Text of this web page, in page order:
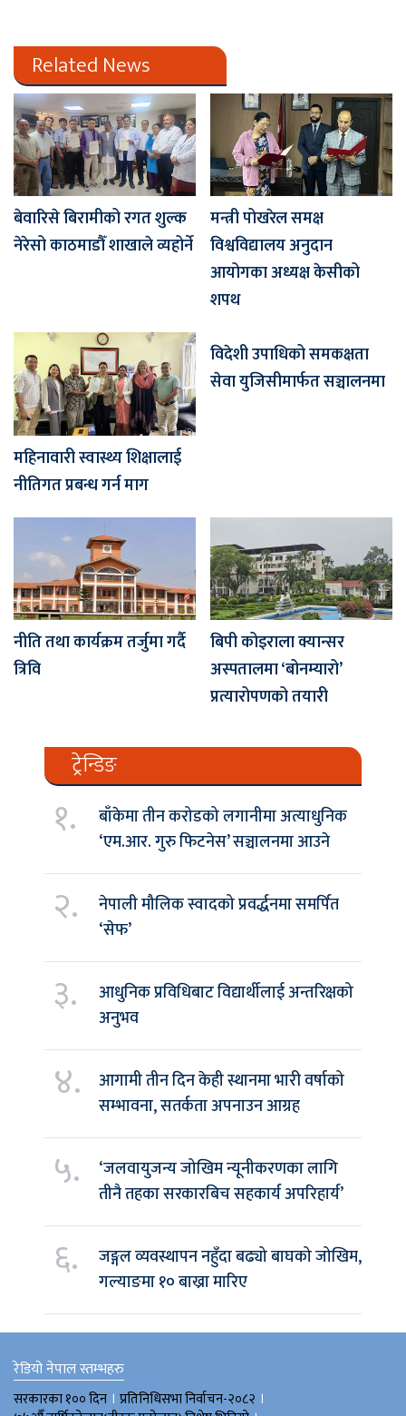
Related News
बेवारिसे बिरामीको रगत शुल्क
नेरेसो काठमाडौँ शाखाले व्यहोर्ने
मन्त्री पोखरेल समक्ष
विश्वविद्यालय अनुदान
आयोगका अध्यक्ष केसीको
शपथ
महिनावारी स्वास्थ्य शिक्षालाई
नीतिगत प्रबन्ध गर्न माग
विदेशी उपाधिको समकक्षता
सेवा युजिसीमार्फत सञ्चालनमा
नीति तथा कार्यक्रम तर्जुमा गर्दै
त्रिवि
बिपी कोइराला क्यान्सर
अस्पतालमा ‘बोनम्यारो’
प्रत्यारोपणको तयारी
ट्रेन्डिङ
१.
बाँकेमा तीन करोडको लगानीमा अत्याधुनिक
‘एम.आर. गुरु फिटनेस’ सञ्चालनमा आउने
२.
नेपाली मौलिक स्वादको प्रवर्द्धनमा समर्पित
‘सेफ’
३.
आधुनिक प्रविधिबाट विद्यार्थीलाई अन्तरिक्षको
अनुभव
४.
आगामी तीन दिन केही स्थानमा भारी वर्षाको
सम्भावना, सतर्कता अपनाउन आग्रह
५.
‘जलवायुजन्य जोखिम न्यूनीकरणका लागि
तीनै तहका सरकारबिच सहकार्य अपरिहार्य’
६.
जङ्गल व्यवस्थापन नहुँदा बढ्यो बाघको जोखिम,
गल्याङमा १० बाख्रा मारिए
रेडियो नेपाल स्तम्भहरु
सरकारका १०० दिन । प्रतिनिधिसभा निर्वाचन-२०८२ ।